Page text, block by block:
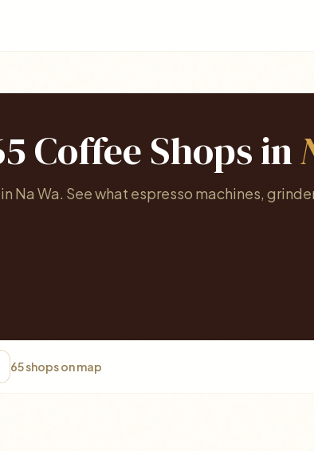
Coffee Shops in
Na Wa. See what espresso machines,
65shops on map